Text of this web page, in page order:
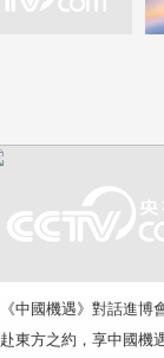
《中國機遇》對話進博
赴東方之約，享中國機